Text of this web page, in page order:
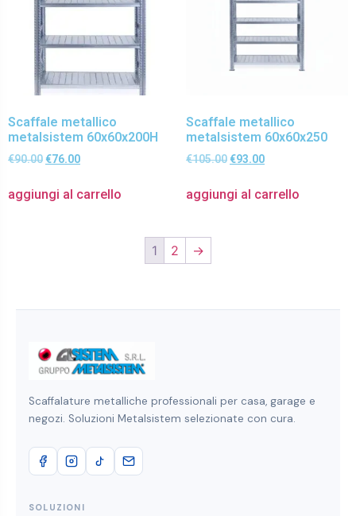
Scaffale metallico
metalsistem 60x60x200H
€90.00 €76.00
aggiungi al carrello
Scaffale metallico
metalsistem 60x60x250
€105.00 €93.00
aggiungi al carrello
1 2 →
Scaffalature metalliche professionali per casa, garage e
negozi. Soluzioni Metalsistem selezionate con cura.
SOLUZIONI